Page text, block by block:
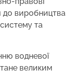
до виробництва
та
водневої
великим